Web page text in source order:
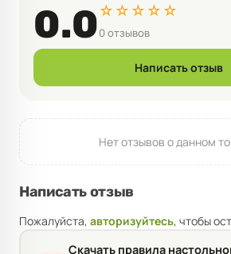
0.0☆☆☆☆☆
0 отзывов
Написать отзыв
Нет отзывов о данном
Написать отзыв
Пожалуйста, авторизуйтесь, чтобы
Скачать правила